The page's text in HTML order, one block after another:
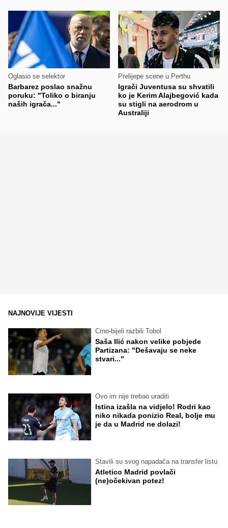
Oglasio se selektor
Barbarez poslao snažnu
poruku: "Toliko o biranju
naših igrača..."
Prelijepe scene u Perthu
Igrači Juventusa su shvatili
ko je Kerim Alajbegović kada
su stigli na aerodrom u
Australiji
NAJNOVIJE VIJESTI
Crno-bijeli razbili Tobol
Saša Ilić nakon velike pobjede
Partizana: "Dešavaju se neke
stvari..."
Ovo im nije trebao uraditi
Istina izašla na vidjelo! Rodri kao
niko nikada ponizio Real, bolje mu
je da u Madrid ne dolazi!
Stavili su svog napadača na transfer listu
Atletico Madrid povlači
(ne)očekivan potez!